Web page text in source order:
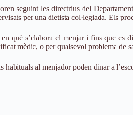
seguint les directrius del
per una dietista col·legiada. Els
què s’elabora el menjar i fins que es
mèdic, o per qualsevol problema de
habituals al menjador poden dinar a